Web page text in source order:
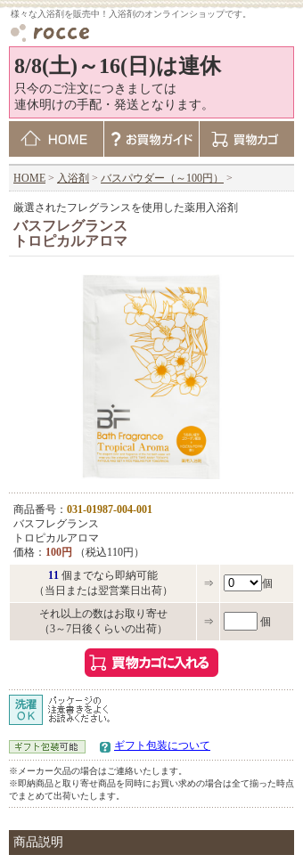
様々な入浴剤を販売中！入浴剤のオンラインショップです。
8/8(土)～16(日)は連休
只今のご注文につきましては
連休明けの手配・発送となります。
HOME > 入浴剤 > バスパウダー（～100円） >
厳選されたフレグランスを使用した薬用入浴剤
バスフレグランス
トロピカルアロマ
商品番号： 031-01987-004-001
バスフレグランス
トロピカルアロマ
価格： 100円
（税込110円）
11 個までなら即納可能
（当日または翌営業日出荷）
⇒ 個
それ以上の数はお取り寄せ
（3～7日後くらいの出荷）
⇒ 個
ギフト包装について
※メーカー欠品の場合はご連絡いたします。
※即納商品と取り寄せ商品を同時にお買い求めの場合は全て揃った時点
でまとめて出荷いたします。
商品説明